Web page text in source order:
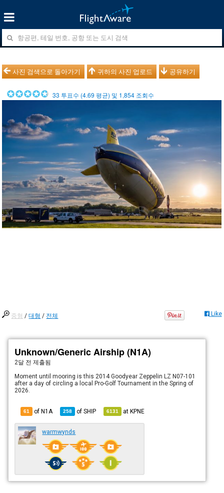
사진 검색으로 돌아가기 귀하의 사진 업로드 공유하기
33 투표수 (4.69 평균) 및 1,854 조회수
중형 /대형 / 전체 Like
Unknown/Generic Airship (N1A)
2달 전 제출됨
Moment until mooring is this 2014 Goodyear Zeppelin LZ N07-101
after a day of circling a local Pro-Golf Tournament in the Spring of
2026.
61 of N1A 258 ofSHIP 6131 atKPNE
warmwynds